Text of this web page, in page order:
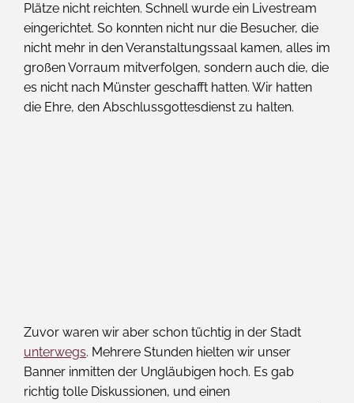
Plätze nicht reichten. Schnell wurde ein Livestream
eingerichtet. So konnten nicht nur die Besucher, die
nicht mehr in den Veranstaltungssaal kamen, alles im
großen Vorraum mitverfolgen, sondern auch die, die
es nicht nach Münster geschafft hatten. Wir hatten
die Ehre, den Abschlussgottesdienst zu halten.
Zuvor waren wir aber schon tüchtig in der Stadt
unterwegs. Mehrere Stunden hielten wir unser
Banner inmitten der Ungläubigen hoch. Es gab
richtig tolle Diskussionen, und einen